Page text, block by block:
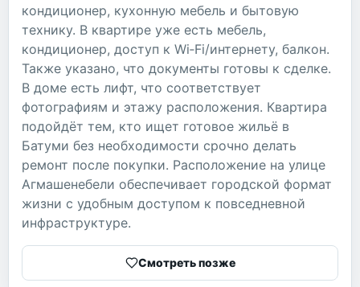
кондиционер, кухонную мебель и бытовую
технику. В квартире уже есть мебель,
кондиционер, доступ к Wi‑Fi/интернету, балкон.
Также указано, что документы готовы к сделке.
В доме есть лифт, что соответствует
фотографиям и этажу расположения. Квартира
подойдёт тем, кто ищет готовое жильё в
Батуми без необходимости срочно делать
ремонт после покупки. Расположение на улице
Агмашенебели обеспечивает городской формат
жизни с удобным доступом к повседневной
инфраструктуре.
Смотреть позже